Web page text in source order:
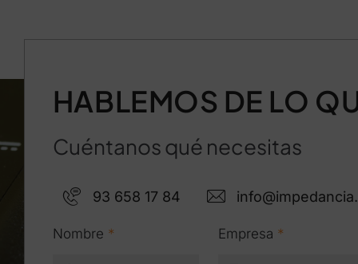
HABLEMOS DE LO
Cuéntanos qué necesitas
93 658 17 84
Nombre * Empresa *